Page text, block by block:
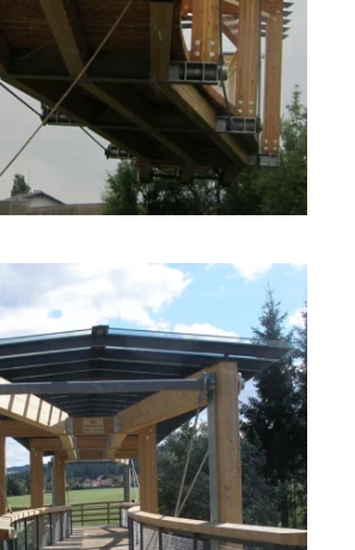
zoom +